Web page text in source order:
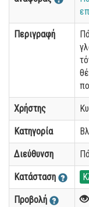
Περιγραφή
Χρήστης
Κατηγορία
Διεύθυνση
Κατάσταση
Προβολή